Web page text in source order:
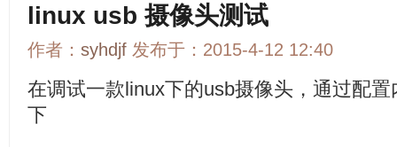
linux usb 摄像头测试
作者： syhdjf 发布于：2015-4-12 12:40
在调试一款linux下的usb摄像头，通过配
下